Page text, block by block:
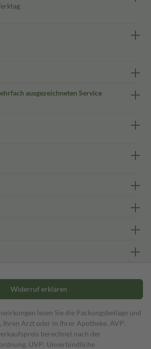
ausgezeichneten Service
Widerruf erklären
lesen Sie die Packungsbeilage und
Ihren Arzt oder in Ihrer Apotheke. AVP:
berechnet nach der
UVP: Unverbindliche